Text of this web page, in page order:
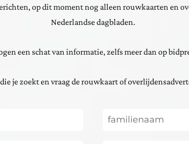
op dit moment nog alleen rouwkaarten en
Nederlandse dagbladen.
een schat van informatie, zelfs meer dan op
je zoekt en vraag de rouwkaart of